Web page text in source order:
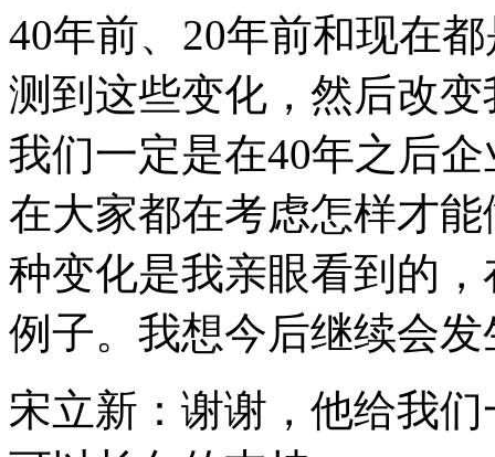
40年前、20年前和现在
测到这些变化，然后改
我们一定是在40年之后
在大家都在考虑怎样才
种变化是我亲眼看到的
例子。我想今后继续会
宋立新：谢谢，他给我